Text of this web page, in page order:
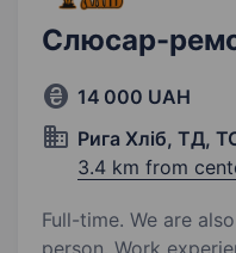
Слюсар-
14 000 UAH
Рига Хліб, ТД,
3.4 km from
Full-time. We are
person. Work